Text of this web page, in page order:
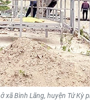
xã Bình Lãng, huyện Tứ Kỳ